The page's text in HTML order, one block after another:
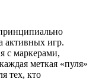
активных игр.
с маркерами,
меткая «пуля»
тех, кто